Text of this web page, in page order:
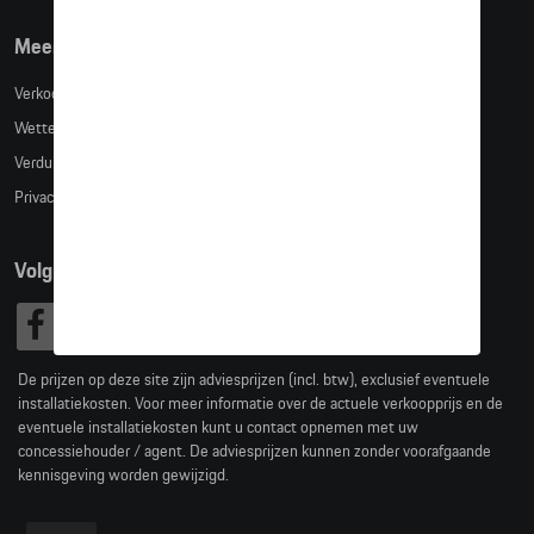
Meer info
Verkoopsvoorwaarden
Wettelijke bepalingen
Verduidelijking kledingmaten
Privacybeleid
Volg Ons
De prijzen op deze site zijn adviesprijzen (incl. btw), exclusief eventuele
installatiekosten. Voor meer informatie over de actuele verkoopprijs en de
eventuele installatiekosten kunt u contact opnemen met uw
concessiehouder / agent. De adviesprijzen kunnen zonder voorafgaande
kennisgeving worden gewijzigd.